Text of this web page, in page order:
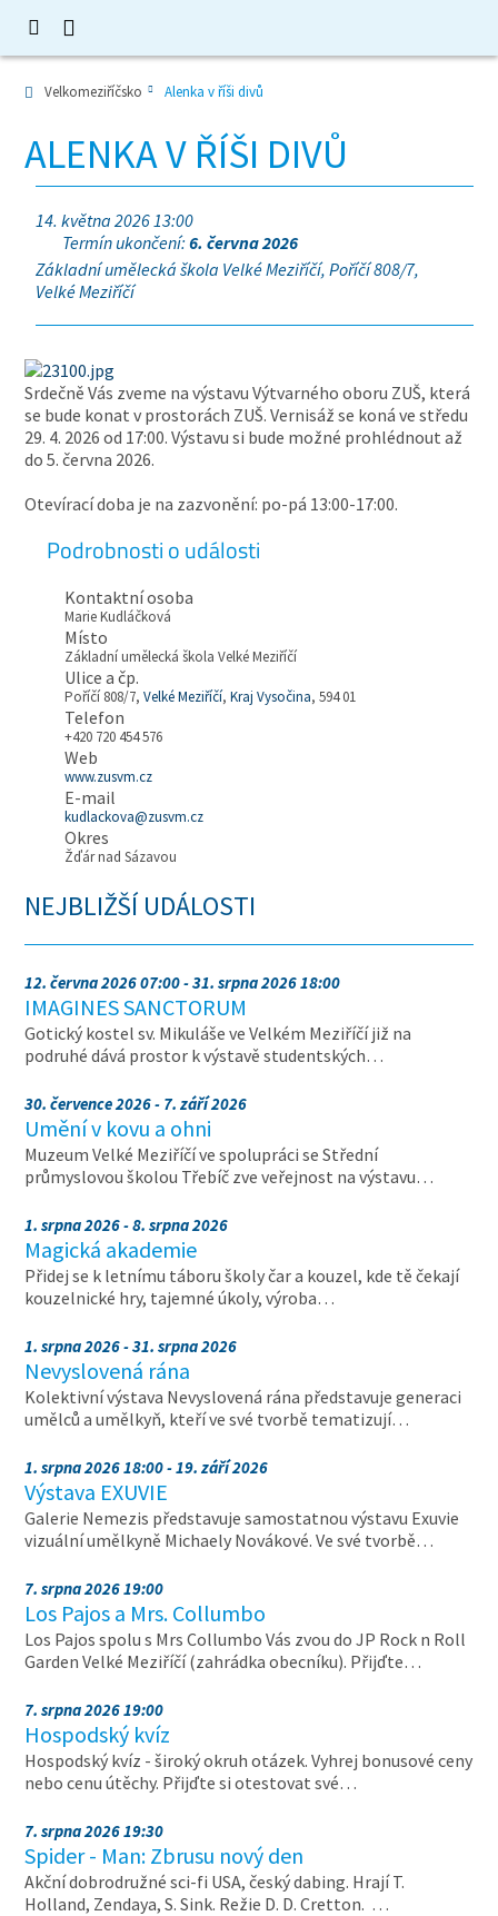
Velkomeziříčsko Alenka v říši divů
ALENKA V ŘÍŠI DIVŮ
14. května 2026 13:00
Termín ukončení:6. června 2026
Základní umělecká škola Velké Meziříčí, Poříčí 808/7,
Velké Meziříčí
Srdečně Vás zveme na výstavu Výtvarného oboru ZUŠ, která
se bude konat v prostorách ZUŠ. Vernisáž se koná ve středu
29. 4. 2026 od 17:00. Výstavu si bude možné prohlédnout až
do 5. června 2026.
Otevírací doba je na zazvonění: po-pá 13:00-17:00.
Podrobnosti o události
Kontaktní osoba
Marie Kudláčková
Místo
Základní umělecká škola Velké Meziříčí
Ulice a čp.
Poříčí 808/7,Velké Meziříčí,Kraj Vysočina, 594 01
Telefon
+420 720 454 576
Web
www.zusvm.cz
E-mail
kudlackova@zusvm.cz
Okres
Žďár nad Sázavou
NEJBLIŽŠÍ UDÁLOSTI
12. června 2026 07:00 - 31. srpna 2026 18:00
IMAGINES SANCTORUM
Gotický kostel sv. Mikuláše ve Velkém Meziříčí již na
podruhé dává prostor k výstavě studentských…
30. července 2026 - 7. září 2026
Umění v kovu a ohni
Muzeum Velké Meziříčí ve spolupráci se Střední
průmyslovou školou Třebíč zve veřejnost na výstavu…
1. srpna 2026 - 8. srpna 2026
Magická akademie
Přidej se k letnímu táboru školy čar a kouzel, kde tě čekají
kouzelnické hry, tajemné úkoly, výroba…
1. srpna 2026 - 31. srpna 2026
Nevyslovená rána
Kolektivní výstava Nevyslovená rána představuje generaci
umělců a umělkyň, kteří ve své tvorbě tematizují…
1. srpna 2026 18:00 - 19. září 2026
Výstava EXUVIE
Galerie Nemezis představuje samostatnou výstavu Exuvie
vizuální umělkyně Michaely Novákové. Ve své tvorbě…
7. srpna 2026 19:00
Los Pajos a Mrs. Collumbo
Los Pajos spolu s Mrs Collumbo Vás zvou do JP Rock n Roll
Garden Velké Meziříčí (zahrádka obecníku). Přijďte…
7. srpna 2026 19:00
Hospodský kvíz
Hospodský kvíz - široký okruh otázek. Vyhrej bonusové ceny
nebo cenu útěchy. Přijďte si otestovat své…
7. srpna 2026 19:30
Spider - Man: Zbrusu nový den
Akční dobrodružné sci-fi USA, český dabing. Hrají T.
Holland, Zendaya, S. Sink. Režie D. D. Cretton. …